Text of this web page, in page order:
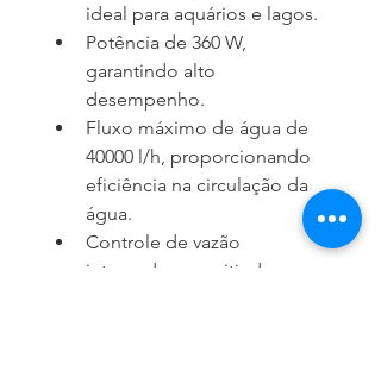
ideal para aquários e lagos.
Potência de 360 W,
garantindo alto
desempenho.
Fluxo máximo de água de
40000 l/h, proporcionando
eficiência na circulação da
água.
Controle de vazão
integrado, permitindo